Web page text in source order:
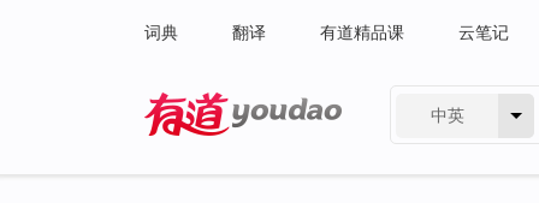
词典 翻译 有道精品课 云笔记
中英